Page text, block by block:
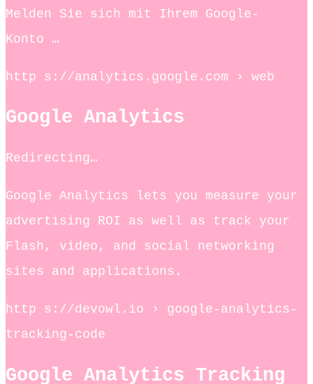
Melden Sie sich mit Ihrem Google-
Konto …
http s://analytics.google.com › web
Google Analytics
Redirecting…
Google Analytics lets you measure your
advertising ROI as well as track your
Flash, video, and social networking
sites and applications.
http s://devowl.io › google-analytics-
tracking-code
Google Analytics Tracking